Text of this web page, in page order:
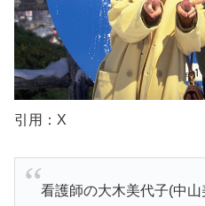
引用：X
看護師の大木美代子(中